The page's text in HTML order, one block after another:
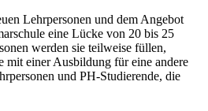
Lehrpersonen und dem Angebot
eine Lücke von 20 bis 25
werden sie teilweise füllen,
mit einer Ausbildung für eine andere
und PH-Studierende, die